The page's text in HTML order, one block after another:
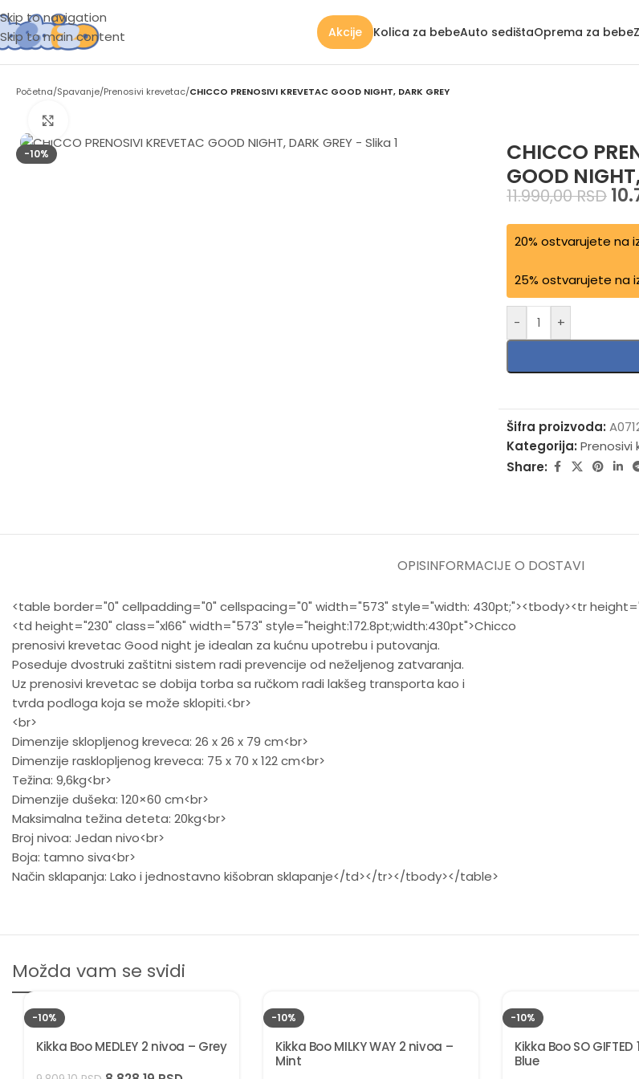
Skip to navigation
Skip to main content
Akcije Kolica za bebeAuto sedištaOprema za bebe
Početna/Spavanje/Prenosivi krevetac/CHICCO PRENOSIVI KREVETAC GOOD NIGHT, DARK GREY
-10%
CHICCO
GOOD
11.990,00RSD
20% ostvarujete na
25% ostvarujete na
- +
Alternative:
Šifra proizvoda:
Kategorija: Prenosivi
Share:
OPISINFORMACIJE O DOSTAVI
<table border="0" cellpadding="0" cellspacing="0" width="573" style="width: 430pt;"><tbody><tr
<td height="230" class="xl66" width="573" style="height:172.8pt;width:430pt">Chicco
prenosivi krevetac Good night je idealan za kućnu upotrebu i putovanja.
Poseduje dvostruki zaštitni sistem radi prevencije od neželjenog zatvaranja.
Uz prenosivi krevetac se dobija torba sa ručkom radi lakšeg transporta kao i
tvrda podloga koja se može sklopiti.<br>
<br>
Dimenzije sklopljenog kreveca: 26 x 26 x 79 cm<br>
Dimenzije rasklopljenog kreveca: 75 x 70 x 122 cm<br>
Težina: 9,6kg<br>
Dimenzije dušeka: 120×60 cm<br>
Maksimalna težina deteta: 20kg<br>
Broj nivoa: Jedan nivo<br>
Boja: tamno siva<br>
Način sklapanja: Lako i jednostavno kišobran sklapanje</td></tr></tbody></table>
Možda vam se svidi
-10%
Kikka Boo MEDLEY 2 nivoa – Grey
-10%
Kikka Boo MILKY WAY 2 nivoa –
Mint
-10%
Kikka Boo SO GIFTED
Blue